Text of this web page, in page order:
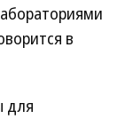
в
для